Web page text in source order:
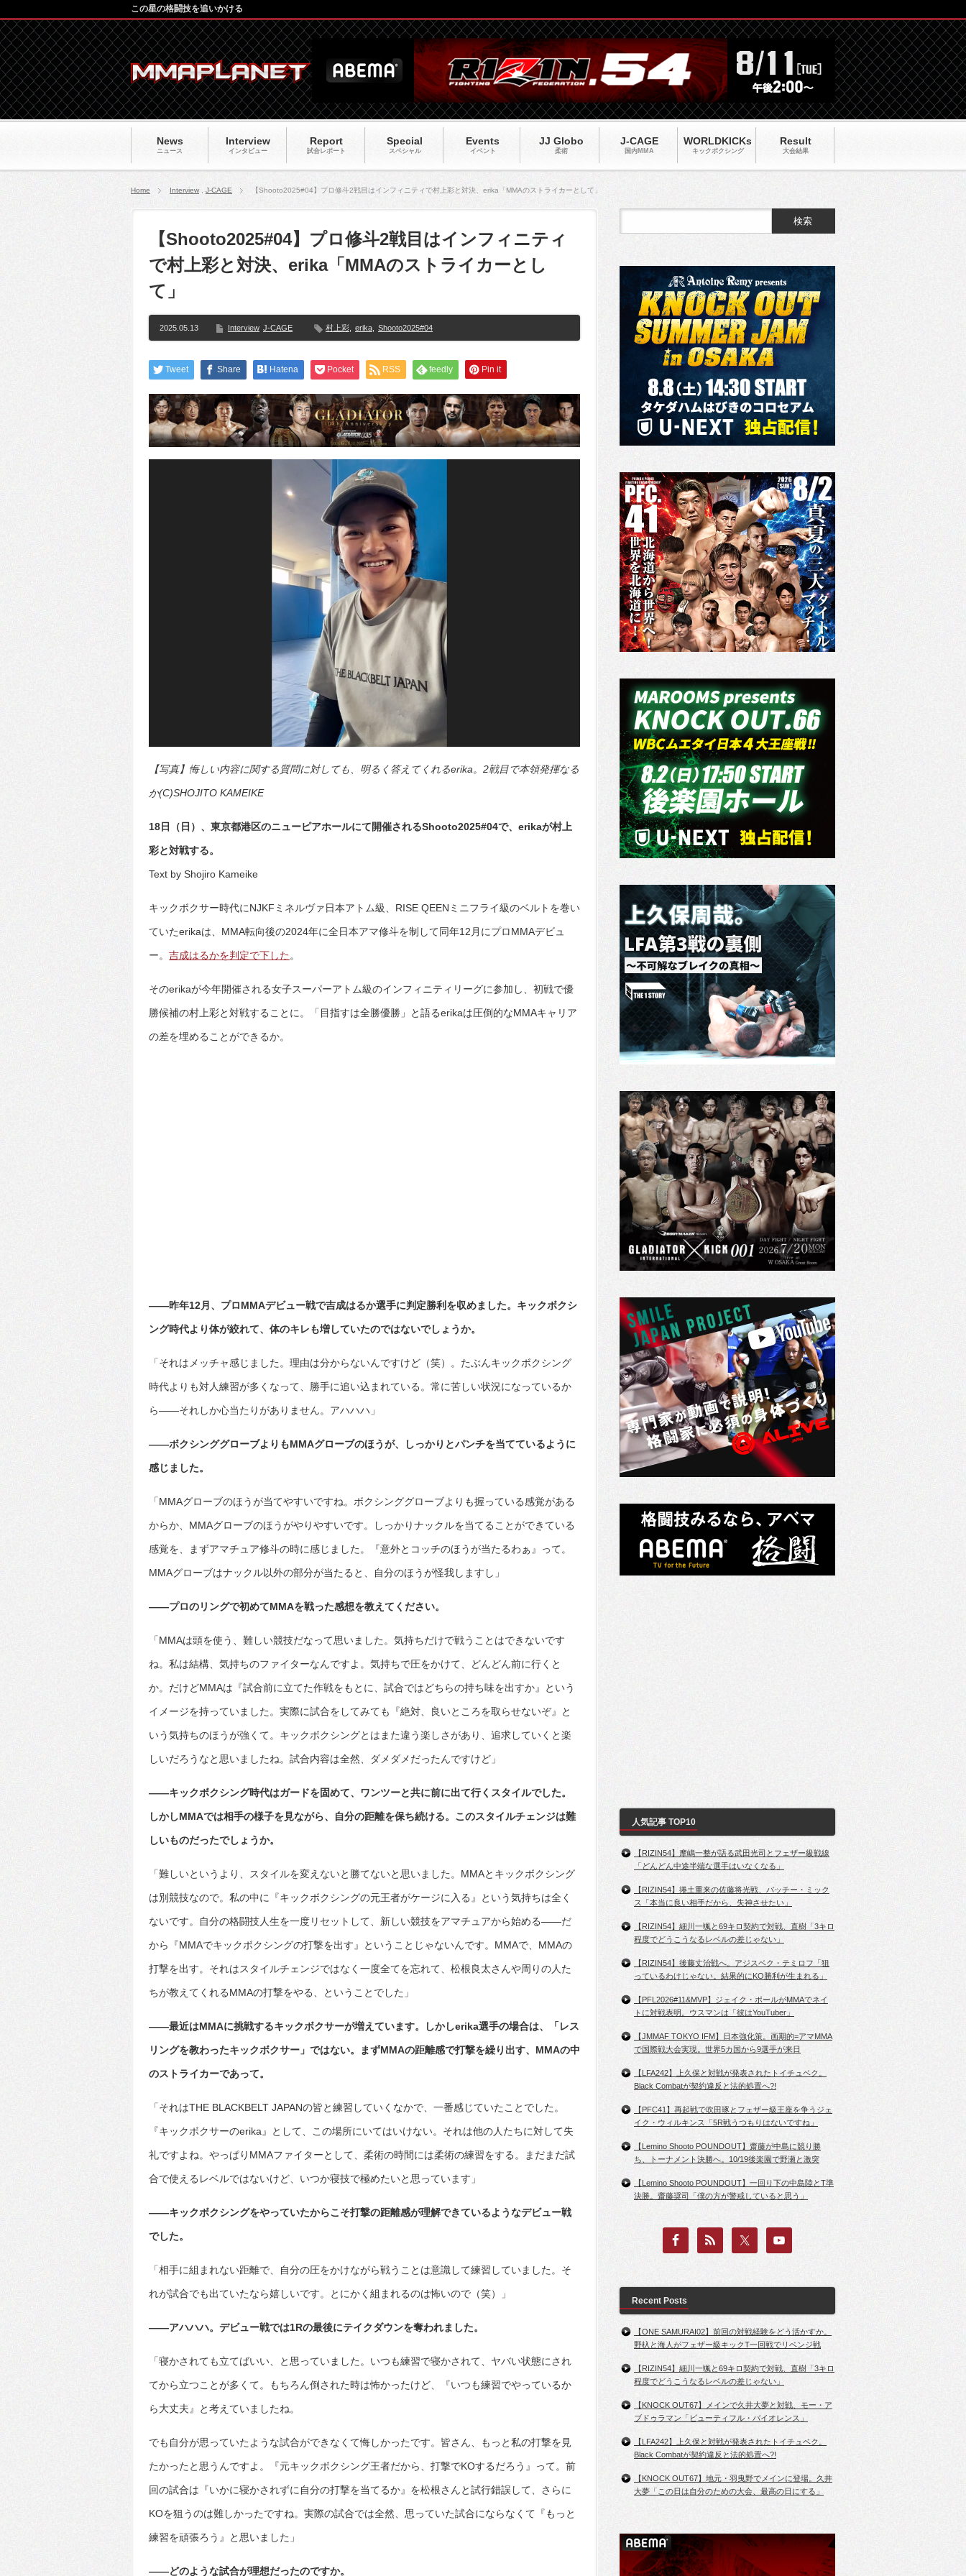
News
ニュース
Interview
インタビュー
Report
試合レポート
Special
スペシャル
Events
イベント
JJ Globo
柔術
J-CAGE
国内MMA
WORLDKICKs
キックポクシング
Result
大会結果
この星の格闘技を追いかける
Home Interview J-CAGE 【Shooto2025#04】プロ修斗2戦目はインフィニティで村上彩と対決、erika「MMAのストライカーとして」
【Shooto2025#04】プロ修斗2戦目はインフィニティ
で村上彩と対決、erika「MMAのストライカーとし
て」
2025.05.13 Interview J-CAGE 村上彩 erika Shooto2025#04
Tweet Share Hatena Pocket RSS feedly Pin it
【写真】悔しい内容に関する質問に対しても、明るく答えてくれるerika。2戦目で本領発揮なる
か(C)SHOJITO KAMEIKE
18日（日）、東京都港区のニューピアホールにて開催されるShooto2025#04で、erikaが村上
彩と対戦する。
Text by Shojiro Kameike
キックボクサー時代にNJKFミネルヴァ日本アトム級、RISE QEENミニフライ級のベルトを巻い
ていたerikaは、MMA転向後の2024年に全日本アマ修斗を制して同年12月にプロMMAデビュ
ー。 吉成はるかを判定で下した。
そのerikaが今年開催される女子スーパーアトム級のインフィニティリーグに参加し、初戦で優
勝候補の村上彩と対戦することに。「目指すは全勝優勝」と語るerikaは圧倒的なMMAキャリア
の差を埋めることができるか。
――昨年12月、プロMMAデビュー戦で吉成はるか選手に判定勝利を収めました。キックボクシ
ング時代より体が絞れて、体のキレも増していたのではないでしょうか。
「それはメッチャ感じました。理由は分からないんですけど（笑）。たぶんキックボクシング
時代よりも対人練習が多くなって、勝手に追い込まれている。常に苦しい状況になっているか
ら――それしか心当たりがありません。アハハハ」
――ボクシンググローブよりもMMAグローブのほうが、しっかりとパンチを当てているように
感じました。
「MMAグローブのほうが当てやすいですね。ボクシンググローブよりも握っている感覚がある
からか、MMAグローブのほうがやりやすいです。しっかりナックルを当てることができている
感覚を、まずアマチュア修斗の時に感じました。『意外とコッチのほうが当たるわぁ』って。
MMAグローブはナックル以外の部分が当たると、自分のほうが怪我しますし」
――プロのリングで初めてMMAを戦った感想を教えてください。
「MMAは頭を使う、難しい競技だなって思いました。気持ちだけで戦うことはできないです
ね。私は結構、気持ちのファイターなんですよ。気持ちで圧をかけて、どんどん前に行くと
か。だけどMMAは『試合前に立てた作戦をもとに、試合ではどちらの持ち味を出すか』という
イメージを持っていました。実際に試合をしてみても『絶対、良いところを取らせないぞ』と
いう気持ちのほうが強くて。キックボクシングとはまた違う楽しさがあり、追求していくと楽
しいだろうなと思いましたね。試合内容は全然、ダメダメだったんですけど」
――キックボクシング時代はガードを固めて、ワンツーと共に前に出て行くスタイルでした。
しかしMMAでは相手の様子を見ながら、自分の距離を保ち続ける。このスタイルチェンジは難
しいものだったでしょうか。
「難しいというより、スタイルを変えないと勝てないと思いました。MMAとキックボクシング
は別競技なので。私の中に『キックボクシングの元王者がケージに入る』という気持ちは全く
ないです。自分の格闘技人生を一度リセットして、新しい競技をアマチュアから始める――だ
から『MMAでキックボクシングの打撃を出す』ということじゃないんです。MMAで、MMAの
打撃を出す。それはスタイルチェンジではなく一度全てを忘れて、松根良太さんや周りの人た
ちが教えてくれるMMAの打撃をやる、ということでした」
――最近はMMAに挑戦するキックボクサーが増えています。しかしerika選手の場合は、「レス
リングを教わったキックボクサー」ではない。まずMMAの距離感で打撃を繰り出す、MMAの中
のストライカーであって。
「それはTHE BLACKBELT JAPANの皆と練習していくなかで、一番感じていたことでした。
『キックボクサーのerika』として、この場所にいてはいけない。それは他の人たちに対して失
礼ですよね。やっぱりMMAファイターとして、柔術の時間には柔術の練習をする。まだまだ試
合で使えるレベルではないけど、いつか寝技で極めたいと思っています」
――キックボクシングをやっていたからこそ打撃の距離感が理解できているようなデビュー戦
でした。
「相手に組まれない距離で、自分の圧をかけながら戦うことは意識して練習していました。そ
れが試合でも出ていたなら嬉しいです。とにかく組まれるのは怖いので（笑）」
――アハハハ。デビュー戦では1Rの最後にテイクダウンを奪われました。
「寝かされても立てばいい、と思っていました。いつも練習で寝かされて、ヤバい状態にされ
てから立つことが多くて。もちろん倒された時は怖かったけど、『いつも練習でやっているか
ら大丈夫』と考えていましたね。
でも自分が思っていたような試合ができなくて悔しかったです。皆さん、もっと私の打撃を見
たかったと思うんですよ。『元キックボクシング王者だから、打撃でKOするだろう』って。前
回の試合は『いかに寝かされずに自分の打撃を当てるか』を松根さんと試行錯誤して、さらに
KOを狙うのは難しかったですね。実際の試合では全然、思っていた試合にならなくて『もっと
練習を頑張ろう』と思いました」
――どのような試合が理想だったのですか。
人気記事 TOP10
【RIZIN54】摩嶋一整が語る武田光司とフェザー級戦線
「どんどん中途半端な選手はいなくなる」
【RIZIN54】捲土重来の佐藤将光戦、パッチー・ミック
ス「本当に良い相手だから、失神させたい」
【RIZIN54】細川一颯と69キロ契約で対戦、直樹「3キロ
程度でどうこうなるレベルの差じゃない」
【RIZIN54】後藤丈治戦へ。アジスベク・テミロフ「狙
っているわけじゃない。結果的にKO勝利が生まれる」
【PFL2026#11&MVP】ジェイク・ポールがMMAでネイ
トに対戦表明。ウスマンは「彼はYouTuber」
【JMMAF TOKYO IFM】日本強化策。画期的=アマMMA
で国際戦大会実現。世界5カ国から9選手が来日
【LFA242】上久保と対戦が発表されたトイチュベク。
Black Combatが契約違反と法的処置へ?!
【PFC41】再起戦で吹田琢とフェザー級王座を争うジェ
イク・ウィルキンス「5R戦うつもりはないですね」
【Lemino Shooto POUNDOUT】齋藤が中島に競り勝
ち、トーナメント決勝へ。10/19後楽園で野瀬と激突
【Lemino Shooto POUNDOUT】一回り下の中島陸とT準
決勝。齋藤奨司「僕の方が警戒していると思う」
Recent Posts
【ONE SAMURAI02】前回の対戦経験をどう活かすか。
野杁と海人がフェザー級キックT一回戦でリベンジ戦
【RIZIN54】細川一颯と69キロ契約で対戦、直樹「3キロ
程度でどうこうなるレベルの差じゃない」
【KNOCK OUT67】メインで久井大夢と対戦、モー・ア
ブドゥラマン「ビューティフル・バイオレンス」
【LFA242】上久保と対戦が発表されたトイチュベク。
Black Combatが契約違反と法的処置へ?!
【KNOCK OUT67】地元・羽曳野でメインに登場。久井
大夢「この日は自分のための大会、最高の日にする」